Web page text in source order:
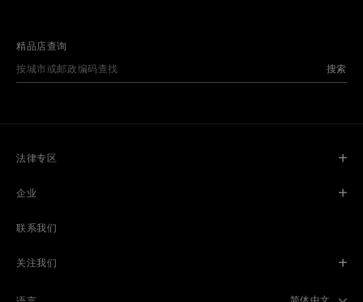
精品店查询
搜索
法律专区
企业
联系我们
关注我们